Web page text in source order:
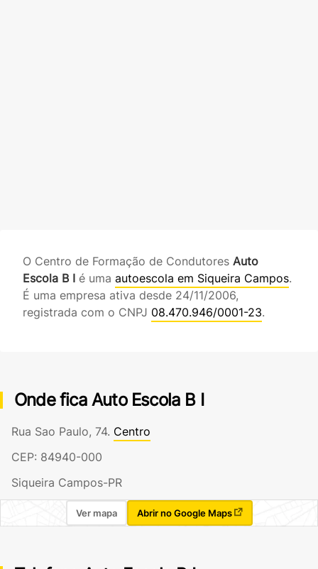
O Centro de Formação de Condutores Auto
Escola B I é uma autoescola em Siqueira Campos.
É uma empresa ativa desde 24/11/2006,
registrada com o CNPJ 08.470.946/0001-23.
Onde fica Auto Escola B I
Rua Sao Paulo, 74. Centro
CEP: 84940-000
Siqueira Campos-PR
Ver mapa Abrir no Google Maps